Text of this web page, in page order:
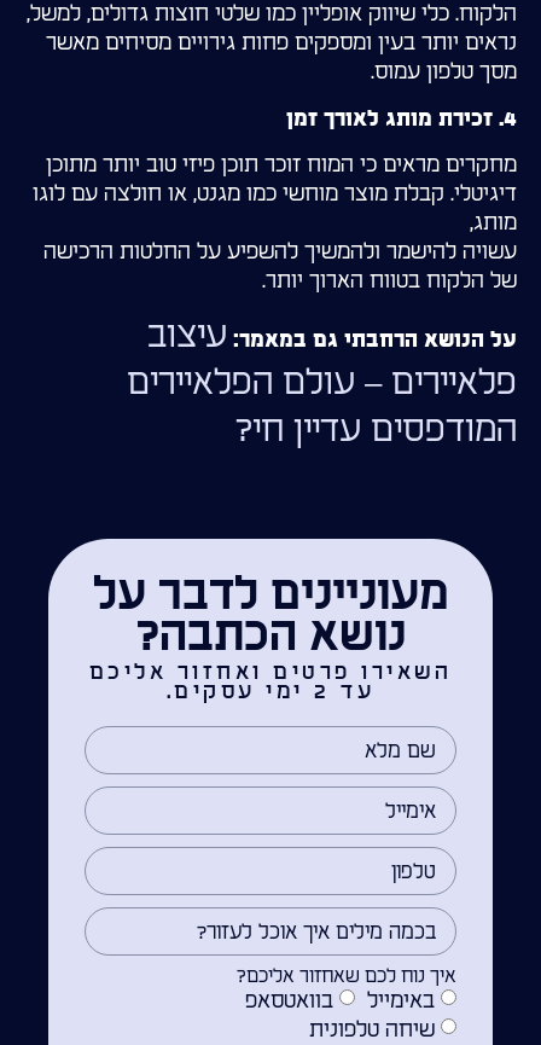
הלקוח. כלי שיווק אופליין כמו שלטי חוצות גדולים, למשל,
נראים יותר בעין ומספקים פחות גירויים מסיחים מאשר
מסך טלפון עמוס.
4. זכירת מותג לאורך זמן
מחקרים מראים כי המוח זוכר תוכן פיזי טוב יותר מתוכן
דיגיטלי. קבלת מוצר מוחשי כמו מגנט, או חולצה עם לוגו
מותג,
עשויה להישמר ולהמשיך להשפיע על החלטות הרכישה
של הלקוח בטווח הארוך יותר.
על הנושא הרחבתי גם במאמר: עיצוב
פלאיירים – עולם הפלאיירים
המודפסים עדיין חי?
מעוניינים לדבר על
נושא הכתבה?
השאירו פרטים ואחזור אליכם
עד 2 ימי עסקים.
איך נוח לכם שאחזור אליכם?
באימייל
בוואטסאפ
שיחה טלפונית